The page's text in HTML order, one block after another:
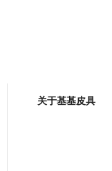
关于基基皮具